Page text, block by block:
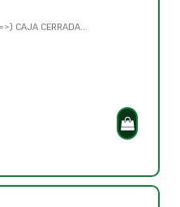
CAJA CERRADA...